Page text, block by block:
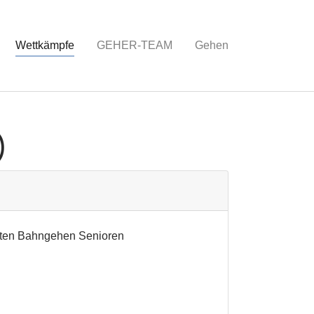
Wettkämpfe GEHER-TEAM Gehen
Bahngehen Senioren